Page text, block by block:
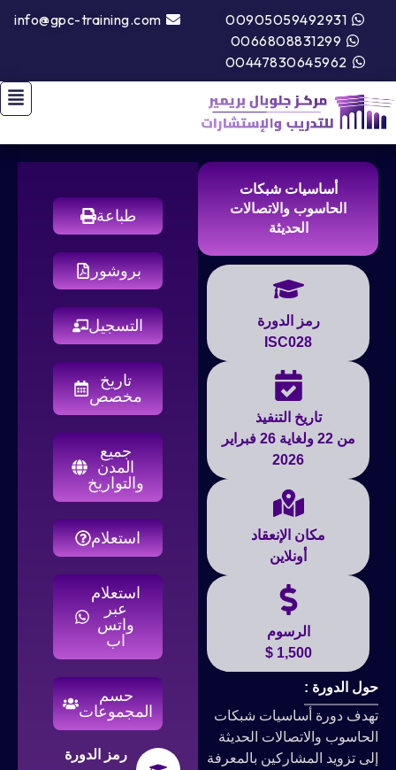
00905059492931
0066808831299
00447830645962
info@gpc-training.com
أساسيات شبكات
الحاسوب والاتصالات
الحديثة
رمز الدورة
ISC028
تاريخ التنفيذ
من 22 ولغاية 26 فبراير
2026
مكان الإنعقاد
أونلاين
الرسوم
1,500 $
حول الدورة :
تهدف دورة أساسيات شبكات
الحاسوب والاتصالات الحديثة
إلى تزويد المشاركين بالمعرفة
طباعة
بروشور
التسجيل
تاريخ
مخصص
جميع
المدن
والتواريخ
استعلام
استعلام
عبر
واتس
اب
حسم
المجموعات
رمز الدورة